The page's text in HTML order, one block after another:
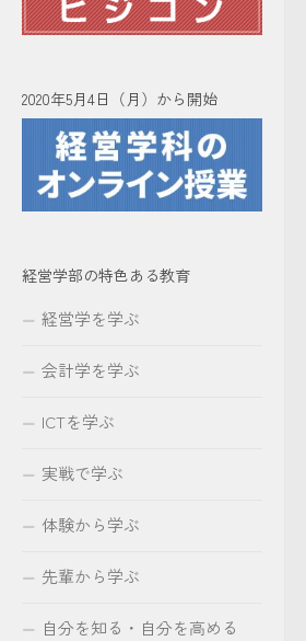
2020年5月4日（月）から開始
経営学部の特色ある教育
経営学を学ぶ
会計学を学ぶ
ICTを学ぶ
実戦で学ぶ
体験から学ぶ
先輩から学ぶ
自分を知る・自分を高める